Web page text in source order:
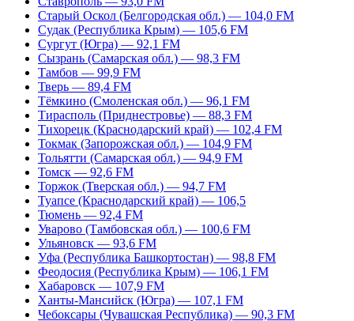
Старый Оскол (Белгородская обл.) — 104,0 FM
Судак (Республика Крым) — 105,6 FM
Сургут (Югра) — 92,1 FM
Сызрань (Самарская обл.) — 98,3 FM
Тамбов — 99,9 FM
Тверь — 89,4 FM
Тёмкино (Смоленская обл.) — 96,1 FM
Тирасполь (Приднестровье) — 88,3 FM
Тихорецк (Краснодарский край) — 102,4 FM
Токмак (Запорожская обл.) — 104,9 FM
Тольятти (Самарская обл.) — 94,9 FM
Томск — 92,6 FM
Торжок (Тверская обл.) — 94,7 FM
Туапсе (Краснодарский край) — 106,5
Тюмень — 92,4 FM
Уварово (Тамбовская обл.) — 100,6 FM
Ульяновск — 93,6 FM
Уфа (Республика Башкортостан) — 98,8 FM
Феодосия (Республика Крым) — 106,1 FM
Хабаровск — 107,9 FM
Ханты-Мансийск (Югра) — 107,1 FM
Чебоксары (Чувашская Республика) — 90,3 FM